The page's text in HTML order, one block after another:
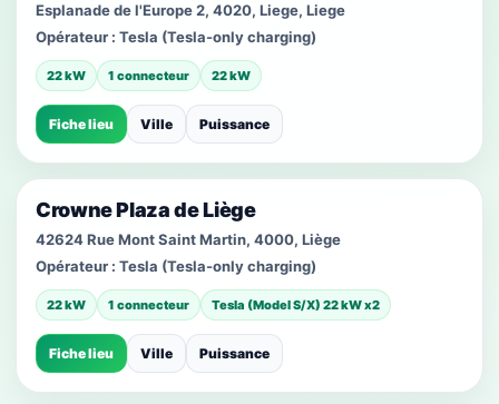
Esplanade de l'Europe 2, 4020, Liege, Liege
Opérateur : Tesla (Tesla-only charging)
22 kW 1 connecteur 22 kW
Fiche lieu Ville Puissance
Crowne Plaza de Liège
42624 Rue Mont Saint Martin, 4000, Liège
Opérateur : Tesla (Tesla-only charging)
22 kW 1 connecteur Tesla (Model S/X) 22 kW x2
Fiche lieu Ville Puissance